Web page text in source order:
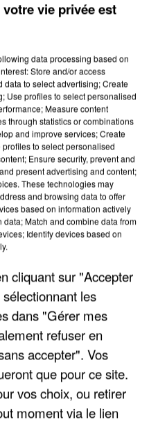
LANCE UN ÉLAN
LES REFUGES
vie privée est
data processing based on
Store and/or access
to select advertising; Create
Use profiles to select personalised
Measure content
through statistics or combinations
and improve services; Create
to select personalised
Ensure security, prevent and
present advertising and content;
These technologies may
and browsing data to offer
based on information actively
Match and combine data from
Identify devices based on
cliquant sur "Accepter
les
dans "Gérer mes
refuser en
accepter". Vos
que pour ce site.
vos choix, ou retirer
moment via le lien